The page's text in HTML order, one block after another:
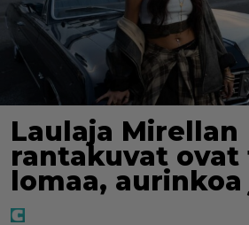
Laulaja Mirellan
rantakuvat ovat
lomaa, aurinkoa